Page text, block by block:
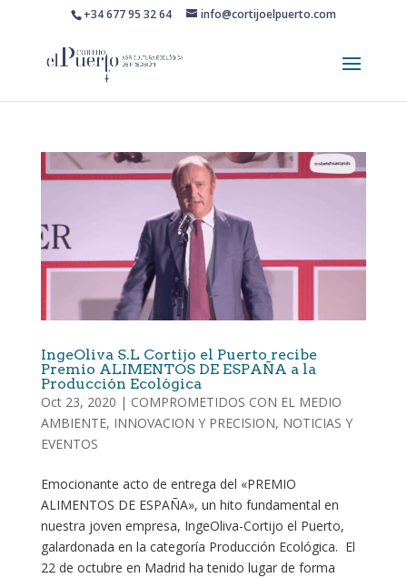
+34 677 95 32 64 info@cortijoelpuerto.com
IngeOliva S.L Cortijo el Puerto recibe
Premio ALIMENTOS DE ESPAÑA a la
Producción Ecológica
Oct 23, 2020 | COMPROMETIDOS CON EL MEDIO
AMBIENTE, INNOVACION Y PRECISION, NOTICIAS Y
EVENTOS
Emocionante acto de entrega del «PREMIO
ALIMENTOS DE ESPAÑA», un hito fundamental en
nuestra joven empresa, IngeOliva-Cortijo el Puerto,
galardonada en la categoría Producción Ecológica. El
22 de octubre en Madrid ha tenido lugar de forma